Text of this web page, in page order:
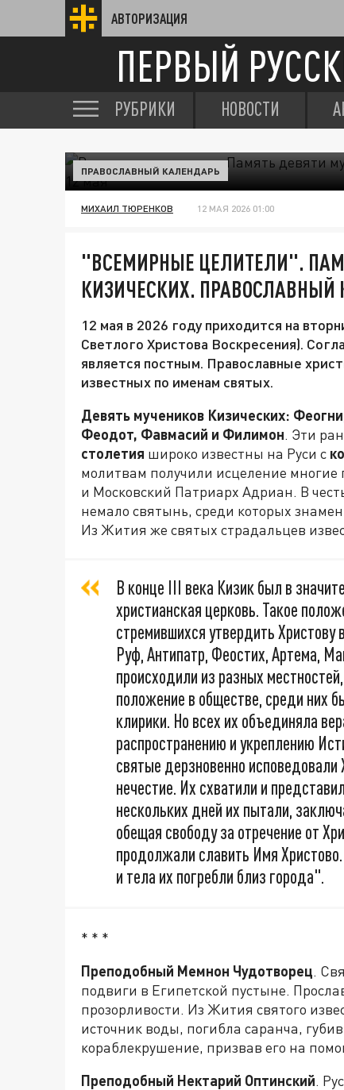
АВТОРИЗАЦИЯ
ПЕРВЫЙ
РУБРИКИ НОВОСТИ
ПРАВОСЛАВНЫЙ КАЛЕНДАРЬ
МИХАИЛ ТЮРЕНКОВ 12 МАЯ 2026 01:00
"ВСЕМИРНЫЕ ЦЕЛИТЕЛИ".
КИЗИЧЕСКИХ. ПРАВОСЛАВНЫЙ
12 мая в 2026 году приходится на
Светлого Христова Воскресения).
является постным. Православные
известных по именам святых.
Девять мучеников Кизических:
Феодот, Фавмасий и Филимон. Эти
столетия широко известны на Руси с
молитвам получили исцеление
и Московский Патриарх Адриан. В
немало святынь, среди которых
Из Жития же святых страдальцев
В конце III века Кизик был в
христианская церковь. Такое
стремившихся утвердить
Руф, Антипатр, Феостих, Артема,
происходили из разных
положение в обществе, среди них
клирики. Но всех их объединяла
распространению и укреплению
святые дерзновенно
нечестие. Их схватили и
нескольких дней их пытали,
обещая свободу за отречение от
продолжали славить Имя
и тела их погребли близ города".
* * *
Преподобный Мемнон Чудотворец.
подвиги в Египетской пустыне.
прозорливости. Из Жития святого
источник воды, погибла саранча,
кораблекрушение, призвав его на
Преподобный Нектарий Оптинский.